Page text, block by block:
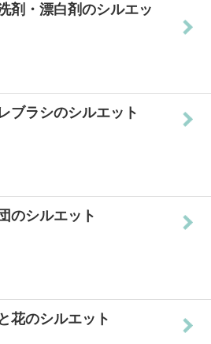
剤・漂白剤のシルエッ
ブラシのシルエット
のシルエット
花のシルエット